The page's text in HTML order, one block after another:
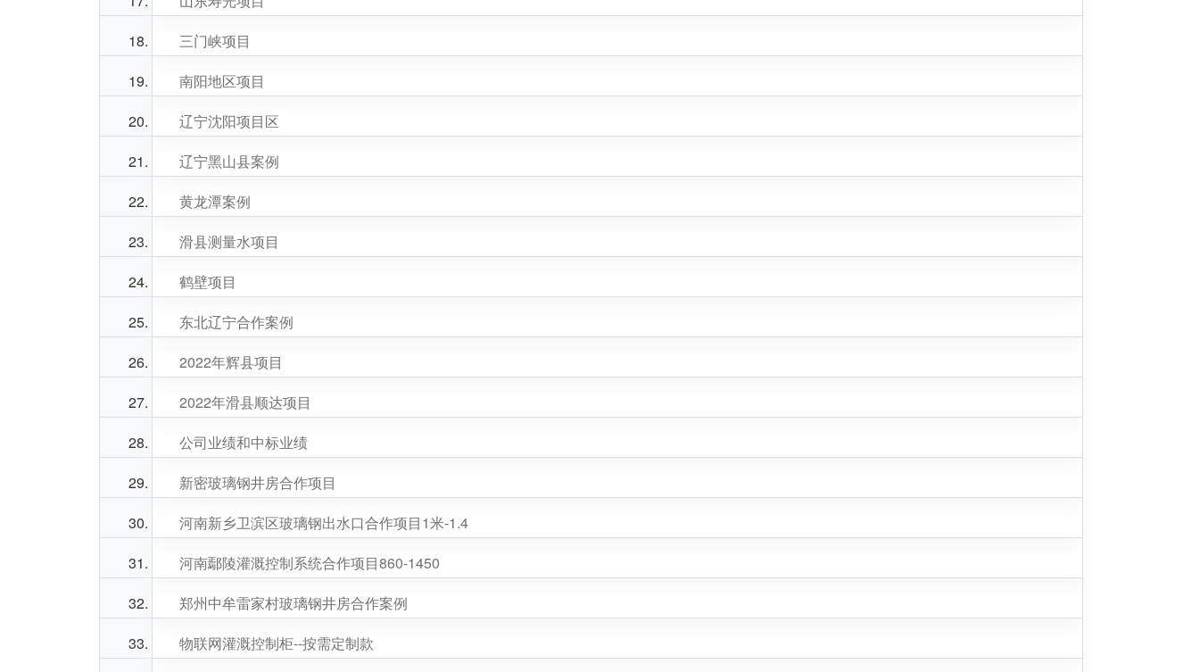
三门峡项目
南阳地区项目
辽宁沈阳项目区
辽宁黑山县案例
黄龙潭案例
滑县测量水项目
鹤壁项目
东北辽宁合作案例
2022年辉县项目
2022年滑县顺达项目
公司业绩和中标业绩
新密玻璃钢井房合作项目
河南新乡卫滨区玻璃钢出水口合作项目1米-1.4
河南鄢陵灌溉控制系统合作项目860-1450
郑州中牟雷家村玻璃钢井房合作案例
物联网灌溉控制柜--按需定制款